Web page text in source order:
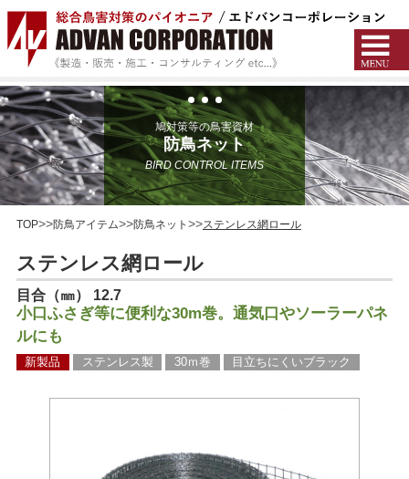
鳩対策等の鳥害資材
防鳥ネット
BIRD CONTROL ITEMS
TOP 防鳥アイテム 防鳥ネット ステンレス網ロール
ステンレス網ロール
目合（㎜） 12.7
小口ふさぎ等に便利な30m巻。通気口やソーラーパネ
ルにも
新製品 ステンレス製 30ｍ巻 目立ちにくいブラック